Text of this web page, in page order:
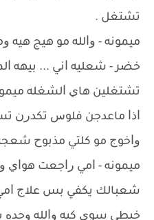
ﺗﺸﺘﻐﻞ .
ﻣﻴﻤﻮﻧﻪ - ﻭﺍﻟﻠﻪ ﻣﻮ ﻫﻴﺞ ﻫﻴﻪ
ﺧﻀﺮ - ﺷﻌﻠﻴﻪ ﺍﻧﻲ ... ﺑﻴﻬﻪ
ﺗﺸﺘﻐﻠﻴﻦ ﻫﺎﻱ ﺍﻟﺸﻐﻠﻪ
ﺍﺫﺍ ﻣﺎﻋﺪﺟﻦ ﻓﻠﻮﺱ ﺗﻜﺪﺭﻥ
ﻭﺍﺧﻮﺝ ﻣﻮ ﻛﻠﺘﻲ ﻣﺬﺑﻮﺡ
ﻣﻴﻤﻮﻧﻪ - ﺍﻣﻲ ﺭﺍﺟﻌﺖ ﻫﻮﺍﻱ
ﺷﻌﺒﺎﻟﻚ ﻳﻜﻔﻲ ﺑﺲ ﻋﻼﺝ ﺍﻣﻲ
ﺧﻴﻄﻲ ﺳﻮﻱ ﻛﺒﻪ ﻭﺍﻟﻠﻪ ﻭﺣﺪﻩ